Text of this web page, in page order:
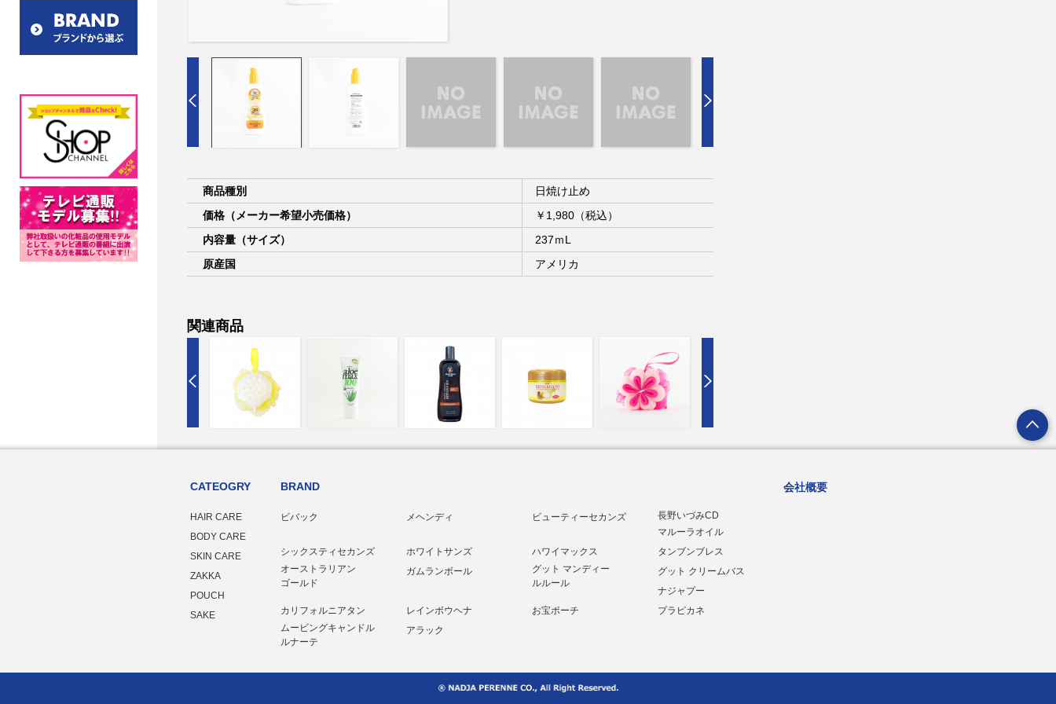
商品種別
日焼け止め
価格（メーカー希望小売価格）
￥1,980（税込）
内容量（サイズ）
237ｍL
原産国
アメリカ
関連商品
ページトップへ
CATEOGRY
HAIR CARE
BODY CARE
SKIN CARE
ZAKKA
POUCH
SAKE
BRAND
ビバック メヘンディ ビューティーセカンズ
長野いづみCD
マルーラオイル
シックスティセカンズ
ホワイトサンズ ハワイマックス
タンブンブレス
オーストラリアン
ゴールド
ガムランボール
グット マンディー
ルルール
グット クリームバス
ナジャプー
カリフォルニアタン
レインボウヘナ お宝ポーチ
プラピカネ
ムービングキャンドル
ルナーテ
アラック
会社概要